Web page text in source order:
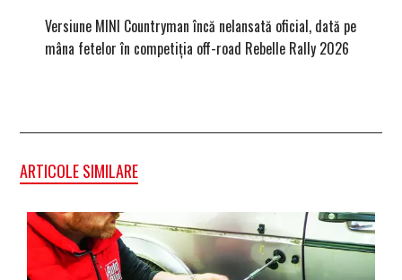
Versiune MINI Countryman încă nelansată oficial, dată pe
mâna fetelor în competiția off-road Rebelle Rally 2026
ARTICOLE SIMILARE